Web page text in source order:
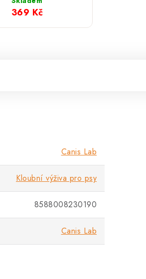
369 Kč
Canis Lab
Kloubní výživa pro psy
8588008230190
Canis Lab